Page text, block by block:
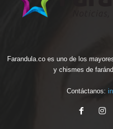
Farandula.co es uno de los
y chismes de
Contáctanos: